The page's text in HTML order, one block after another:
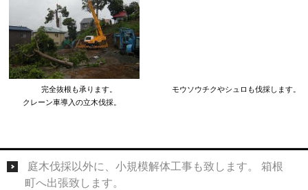
完全抜根も承ります。 モウソウチクやシュロも伐採します。
クレーン車導入の立木伐採。
庭木伐採以外に、小規模解体工事も致します。 箱根
町へ出張致します。